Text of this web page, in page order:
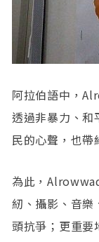
阿拉伯語中，
透過非暴力、和
民的心聲，也帶
為此，
紉、攝影、音樂
頭抗爭；更重要